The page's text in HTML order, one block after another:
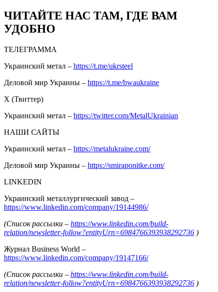
ЧИТАЙТЕ НАС ТАМ, ГДЕ ВАМ
УДОБНО
ТЕЛЕГРАММА
Украинский метал – https://t.me/ukrsteel
Деловой мир Украины – https://t.me/bwaukraine
Х (Твиттер)
Украинский метал – https://twitter.com/MetalUkrainian
НАШИ САЙТЫ
Украинский метал – https://metalukraine.com/
Деловой мир Украины – https://smiraponitke.com/
LINKEDIN
Украинский металлургический завод –
https://www.linkedin.com/company/19144986/
(Список рассылки – https://www.linkedin.com/build-
relation/newsletter-follow?entityUrn=6984766393938292736 )
Журнал Business World –
https://www.linkedin.com/company/19147166/
(Список рассылки – https://www.linkedin.com/build-
relation/newsletter-follow?entityUrn=6984766393938292736 )